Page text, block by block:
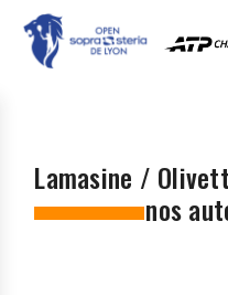
Lamasine /
nos